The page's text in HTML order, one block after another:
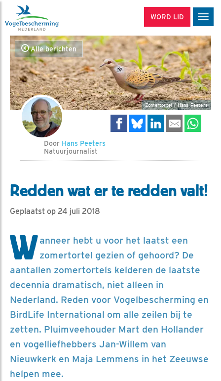
WORD LID
Alle berichten
Zomertortel / Hans Peeters
Door Hans Peeters
Natuurjournalist
Redden wat er te redden valt!
Geplaatst op 24 juli 2018
Wanneer hebt u voor het laatst een
zomertortel gezien of gehoord? De
aantallen zomertortels kelderen de laatste
decennia dramatisch, niet alleen in
Nederland. Reden voor Vogelbescherming en
BirdLife International om alle zeilen bij te
zetten. Pluimveehouder Mart den Hollander
en vogelliefhebbers Jan-Willem van
Nieuwkerk en Maja Lemmens in het Zeeuwse
helpen mee.